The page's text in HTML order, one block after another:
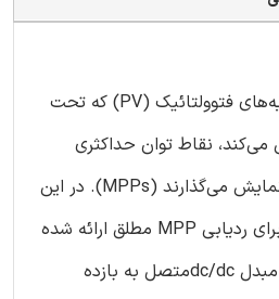
مشخصه ولتاژ توان از آرایه‌های فتوولتائیک (PV) که تحت
نقاط توان حداکثری
موضعی و چندگانه را به نمایش می‌گذارند (MPPs). در این
تحقیق، یک شیوه جدید برای ردیابی MPP مطلق ارائه شده
است و بر پایه کنترل یک مبدل dc/dcمتصل به بازده